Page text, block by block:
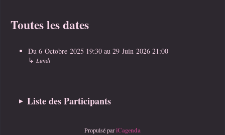
Toutes les dates
Du 6 Octobre 2025 19:30 au 29 Juin 2026 21:00
↳ Lundi
Liste des Participants
Propulsé pariCagenda